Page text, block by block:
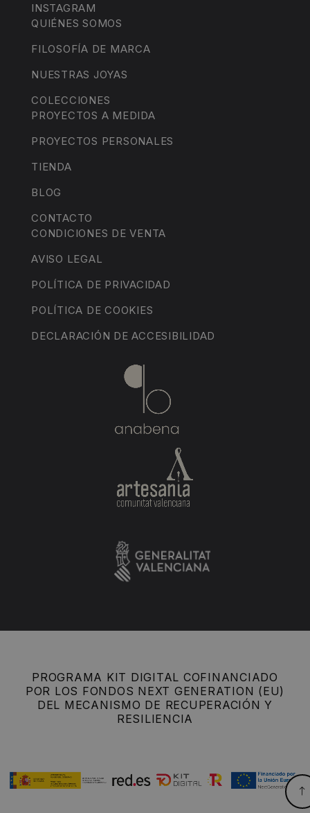
INSTAGRAM
QUIÉNES SOMOS
FILOSOFÍA DE MARCA
NUESTRAS JOYAS
COLECCIONES
PROYECTOS A MEDIDA
PROYECTOS PERSONALES
TIENDA
BLOG
CONTACTO
CONDICIONES DE VENTA
AVISO LEGAL
POLÍTICA DE PRIVACIDAD
POLÍTICA DE COOKIES
DECLARACIÓN DE ACCESIBILIDAD
PROGRAMA KIT DIGITAL COFINANCIADO
POR LOS FONDOS NEXT GENERATION (EU)
DEL MECANISMO DE RECUPERACIÓN Y
RESILIENCIA